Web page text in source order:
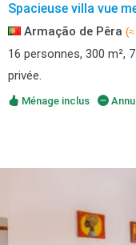
Spacieuse villa vue
Armação de Pêra (≈
16 personnes, 300 m²,
privée.
Ménage inclus